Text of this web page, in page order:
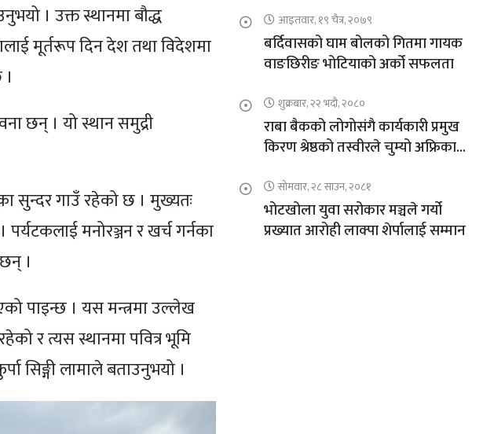
। उक्त स्थानमा बौद्ध
मूर्तरूप दिन देश तथा विदेशमा
छन् । यो स्थान समुद्री
सुन्दर गाउँ रहेको छ । मुख्यतः
मनोरञ्जन र खर्च गर्नका
।
पाइन्छ । यस मन्त्रमा उल्लेख
र त्यस स्थानमा पवित्र भूमि
सिङ्गी लामाले बताउनुभयो ।
आइतवार, १९ चैत्र, २०७९
बर्दिवासको घाम बोलको गितमा गायक
वाङछिरीङ भोटियाको अर्को सफलता
शुक्रबार, २२ भदौ, २०८०
राबा बैकको लोगोसंगै कार्यकारी प्रमुख
किरण श्रेष्ठको तस्वीरले चुम्यो अफ्रिकाको
सोमवार, २८ साउन, २०८१
भोटखोला युवा सरोकार मञ्चले गर्यो
प्रख्यात आरोही लाक्पा शेर्पालाई सम्मान